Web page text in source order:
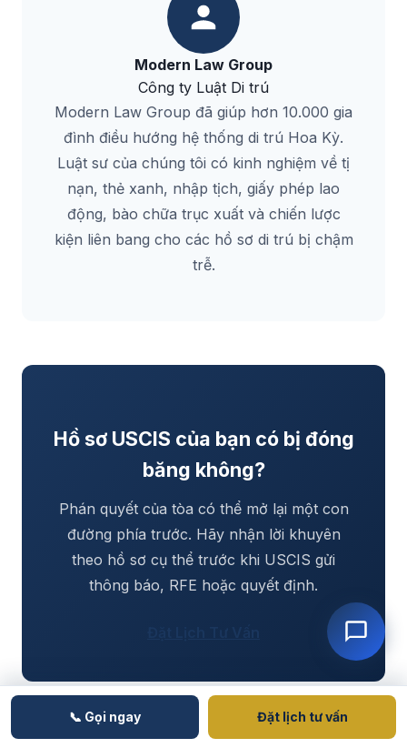
Modern Law Group
Công ty Luật Di trú
Modern Law Group đã giúp hơn 10.000 gia
đình điều hướng hệ thống di trú Hoa Kỳ.
Luật sư của chúng tôi có kinh nghiệm về tị
nạn, thẻ xanh, nhập tịch, giấy phép lao
động, bào chữa trục xuất và chiến lược
kiện liên bang cho các hồ sơ di trú bị chậm
trễ.
Hồ sơ USCIS của bạn có bị đóng
băng không?
Phán quyết của tòa có thể mở lại một con
đường phía trước. Hãy nhận lời khuyên
theo hồ sơ cụ thể trước khi USCIS gửi
thông báo, RFE hoặc quyết định.
📞 Gọi ngay Đặt lịch tư vấn